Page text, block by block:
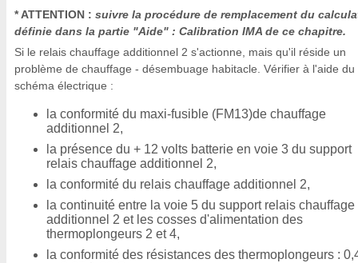
* ATTENTION : suivre la procédure de remplacement du
définie dans la partie "Aide" : Calibration IMA de ce chapitre.
Si le relais chauffage additionnel 2 s'actionne, mais qu'il réside un
problème de chauffage - désembuage habitacle. Vérifier à l'aide du
schéma électrique :
la conformité du maxi-fusible (FM13)de chauffage
additionnel 2,
la présence du + 12 volts batterie en voie 3 du support
relais chauffage additionnel 2,
la conformité du relais chauffage additionnel 2,
la continuité entre la voie 5 du support relais chauffage
additionnel 2 et les cosses d'alimentation des
thermoplongeurs 2 et 4,
la conformité des résistances des thermoplongeurs :